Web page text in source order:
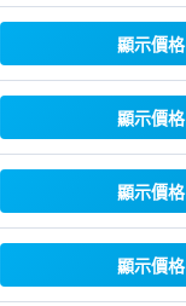
顯示價格
顯示價格
顯示價格
顯示價格